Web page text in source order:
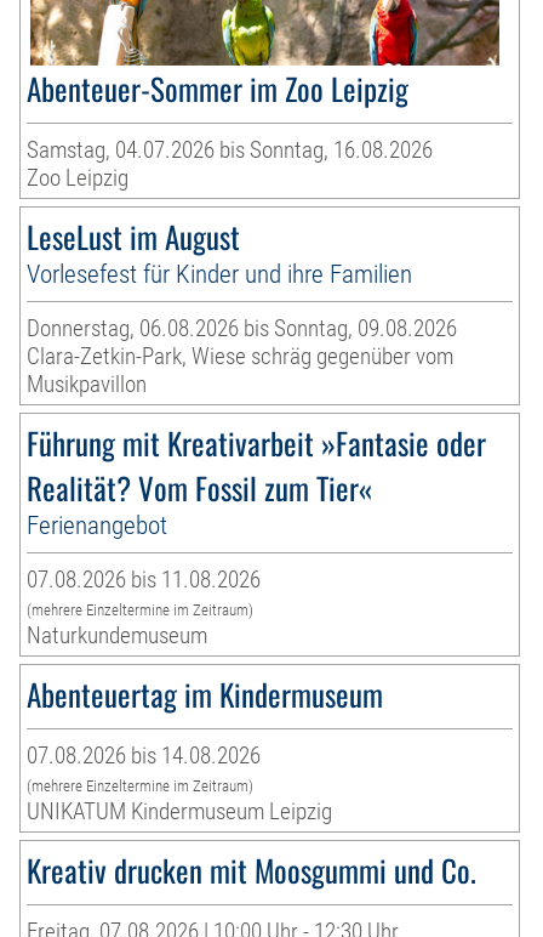
Abenteuer-Sommer im Zoo Leipzig
Samstag, 04.07.2026 bis Sonntag, 16.08.2026
Zoo Leipzig
LeseLust im August
Vorlesefest für Kinder und ihre Familien
Donnerstag, 06.08.2026 bis Sonntag, 09.08.2026
Clara-Zetkin-Park, Wiese schräg gegenüber vom
Musikpavillon
Führung mit Kreativarbeit »Fantasie oder
Realität? Vom Fossil zum Tier«
Ferienangebot
07.08.2026 bis 11.08.2026
(mehrere Einzeltermine im Zeitraum)
Naturkundemuseum
Abenteuertag im Kindermuseum
07.08.2026 bis 14.08.2026
(mehrere Einzeltermine im Zeitraum)
UNIKATUM Kindermuseum Leipzig
Kreativ drucken mit Moosgummi und Co.